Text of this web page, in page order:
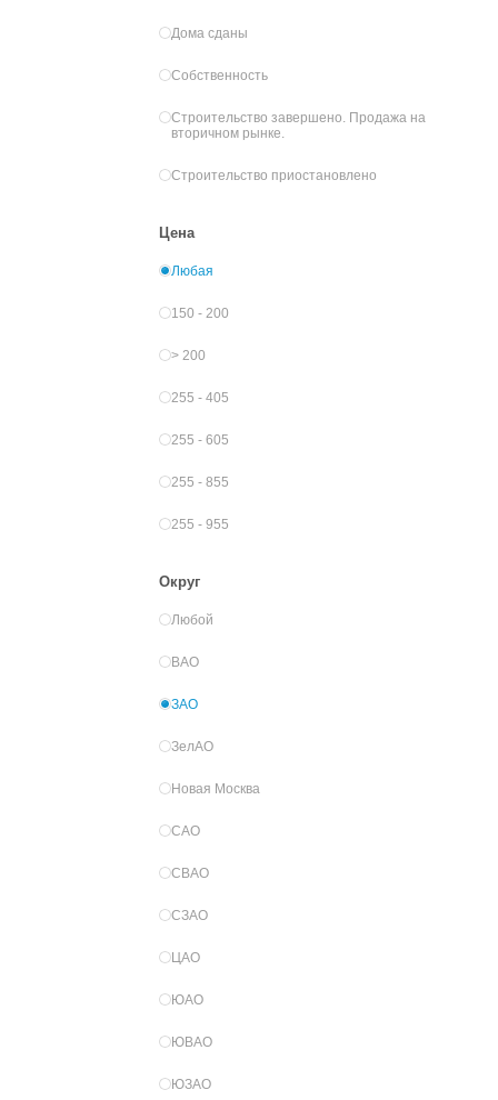
Дома сданы
Собственность
Строительство завершено. Продажа на
вторичном рынке.
Строительство приостановлено
Цена
Любая
150 - 200
> 200
255 - 405
255 - 605
255 - 855
255 - 955
Округ
Любой
ВАО
ЗАО
ЗелАО
Новая Москва
САО
СВАО
СЗАО
ЦАО
ЮАО
ЮВАО
ЮЗАО